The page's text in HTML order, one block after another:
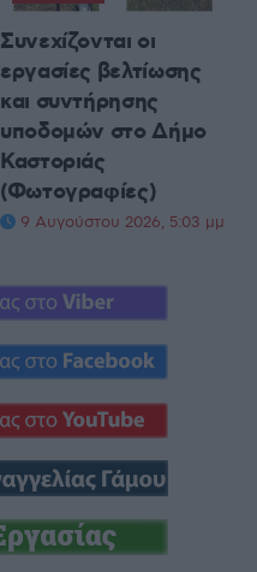
Συνεχίζονται οι
εργασίες βελτίωσης
και συντήρησης
υποδομών στο Δήμο
Καστοριάς
(Φωτογραφίες)
9 Αυγούστου 2026, 5:03 μμ